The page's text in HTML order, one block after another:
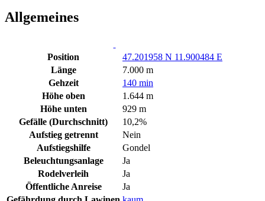
Allgemeines
Position
47.201958 N 11.900484 E
Länge
7.000 m
Gehzeit
140 min
Höhe oben
1.644 m
Höhe unten
929 m
Gefälle (Durchschnitt)
10,2%
Aufstieg getrennt
Nein
Aufstiegshilfe
Gondel
Beleuchtungsanlage
Ja
Rodelverleih
Ja
Öffentliche Anreise
Ja